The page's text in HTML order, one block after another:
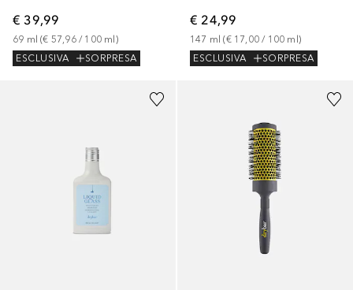
€ 39,99
69 ml (€ 57,96 / 100 ml)
ESCLUSIVA
SORPRESA
€ 24,99
147 ml (€ 17,00 / 100 ml)
ESCLUSIVA
SORPRESA